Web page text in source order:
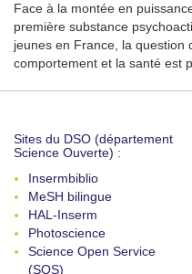
Face à la montée en
première substance
jeunes en France, la question
comportement et la santé est
Sites du DSO (département
Science Ouverte) :
Insermbiblio
MeSH bilingue
HAL-Inserm
Photoscience
Science Open Service
(SOS)